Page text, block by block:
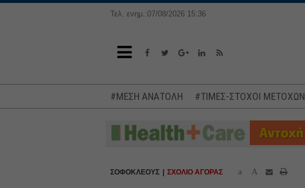
Τελ. ενημ.:07/08/2026 15:36
#ΜΕΣΗ ΑΝΑΤΟΛΗ #ΤΙΜΕΣ-ΣΤΟΧΟΙ ΜΕΤΟΧΩΝ
ΣΟΦΟΚΛΕΟΥΣ ΣΧΟΛΙΟ ΑΓΟΡΑΣ a A